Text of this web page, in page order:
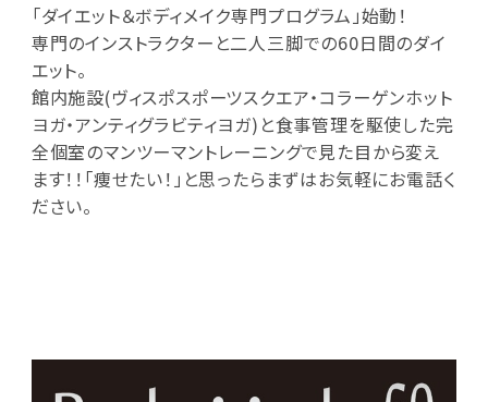
「ダイエット＆ボディメイク専門プログラム」始動！
専門のインストラクターと二人三脚での60日間のダイ
エット。
館内施設(ヴィスポスポーツスクエア・コラーゲンホット
ヨガ・アンティグラビティヨガ)と食事管理を駆使した完
全個室のマンツーマントレーニングで見た目から変え
ます！！「痩せたい！」と思ったらまずはお気軽にお電話く
ださい。